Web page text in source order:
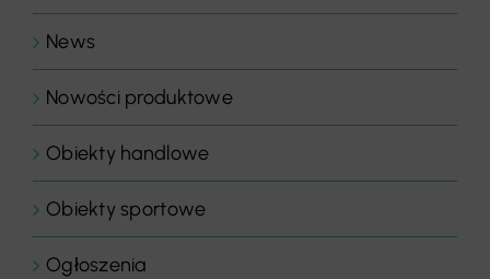
News
Nowości produktowe
Obiekty handlowe
Obiekty sportowe
Ogłoszenia